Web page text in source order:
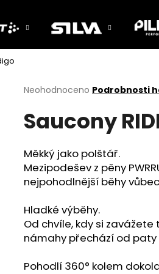
Průměrné
produktu
je
z
5
hvězdiček.
Neohodnoceno Podrobnosti
Saucony
Měkký jako polštář.
Mezipodešev z pěny
nejpohodlnější běhy
Hladké výběhy.
Od chvíle, kdy si
námahy přechází od paty
Pohodlí 360° kolem
HLEDAT